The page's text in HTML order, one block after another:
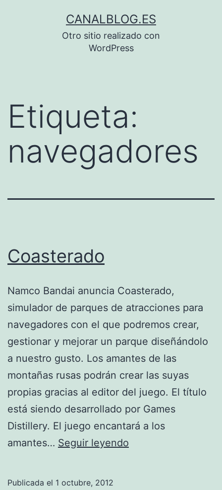
CANALBLOG.ES
Otro sitio realizado con
WordPress
Etiqueta:
navegadores
Coasterado
Namco Bandai anuncia Coasterado,
simulador de parques de atracciones para
navegadores con el que podremos crear,
gestionar y mejorar un parque diseñándolo
a nuestro gusto. Los amantes de las
montañas rusas podrán crear las suyas
propias gracias al editor del juego. El título
está siendo desarrollado por Games
Distillery. El juego encantará a los
amantes… Seguir leyendo
Publicada el 1 octubre, 2012